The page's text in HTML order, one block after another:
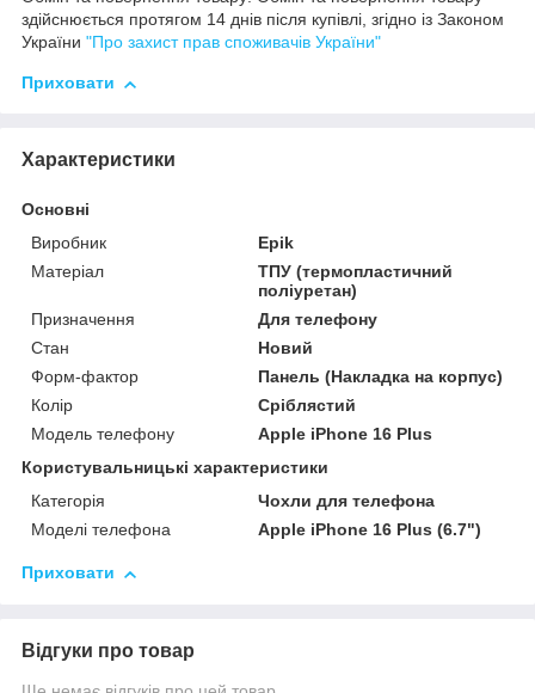
здійснюється протягом 14 днів після купівлі, згідно із Законом
України "Про захист прав споживачів України"
Приховати
Характеристики
Основні
Виробник
Epik
Матеріал
ТПУ (термопластичний
поліуретан)
Призначення
Для телефону
Стан
Новий
Форм-фактор
Панель (Накладка на корпус)
Колір
Сріблястий
Модель телефону
Apple iPhone 16 Plus
Користувальницькі характеристики
Категорія
Чохли для телефона
Моделі телефона
Apple iPhone 16 Plus (6.7")
Приховати
Відгуки про товар